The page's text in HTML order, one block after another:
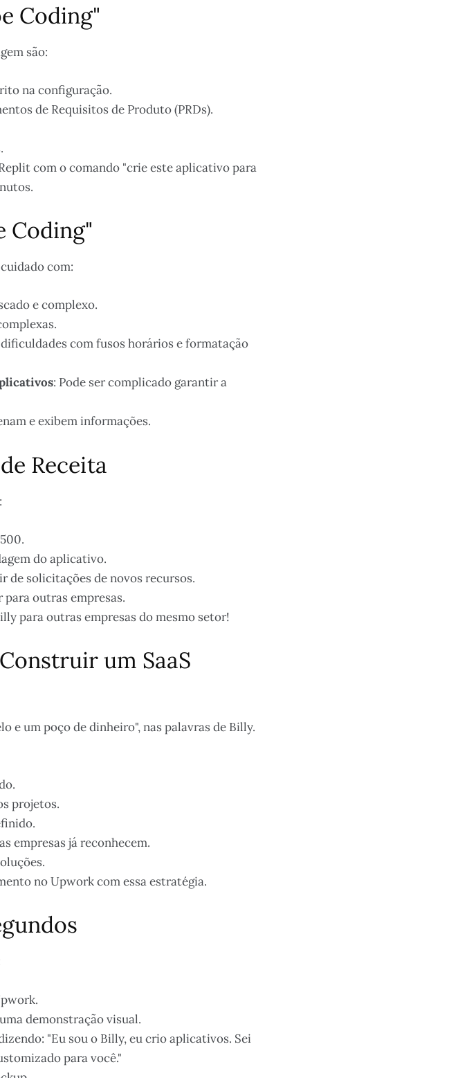
Coding"
são:
na configuração.
de Requisitos de Produto (PRDs).
com o comando "crie este aplicativo para
Coding"
com:
e complexo.
com fusos horários e formatação
: Pode ser complicado garantir a
e exibem informações.
Receita
do aplicativo.
de solicitações de novos recursos.
outras empresas.
para outras empresas do mesmo setor!
um SaaS
e um poço de dinheiro", nas palavras de Billy.
projetos.
empresas já reconhecem.
no Upwork com essa estratégia.
demonstração visual.
"Eu sou o Billy, eu crio aplicativos. Sei
para você."